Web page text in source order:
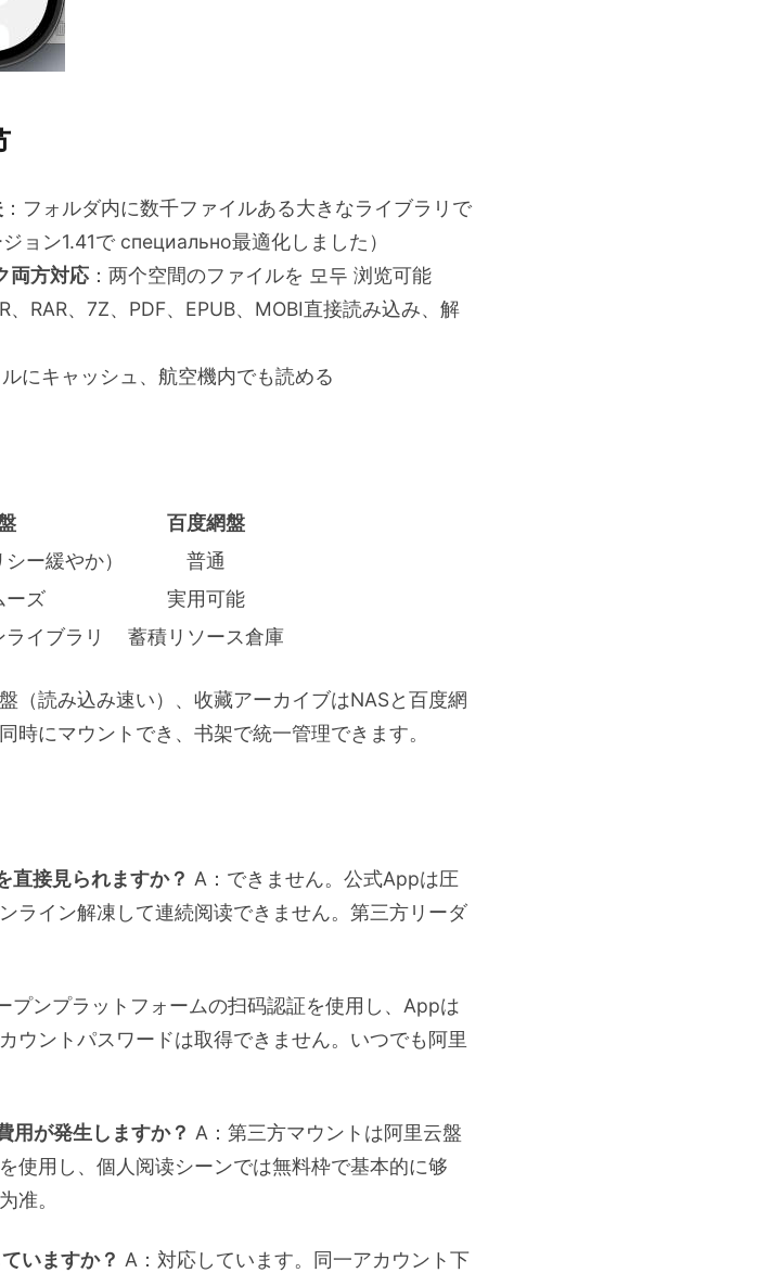
：フォルダ内に数千ファイルある大きなライブラリで
ョン1.41で специально最適化しました）
両方対応 ：两个空間のファイルを 모두 浏览可能
、RAR、7Z、PDF、EPUB、MOBI直接読み込み、解
にキャッシュ、航空機内でも読める
百度網盤
ー緩やか）
普通
ーズ
実用可能
イブラリ 蓄積リソース倉庫
（読み込み速い）、收藏アーカイブはNASと百度網
にマウントでき、书架で統一管理できます。
直接見られますか？ A：できません。公式Appは圧
ライン解凍して連続阅读できません。第三方リーダ
プンプラットフォームの扫码認証を使用し、Appは
ウントパスワードは取得できません。いつでも阿里
用が発生しますか？ A：第三方マウントは阿里云盤
使用し、個人阅读シーンでは無料枠で基本的に够
准。
いますか？ A：対応しています。同一アカウント下